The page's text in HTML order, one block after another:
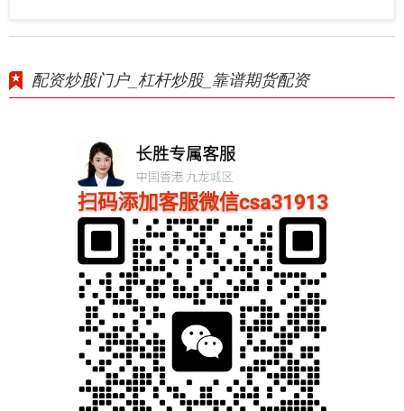
配资炒股门户_杠杆炒股_靠谱期货配资